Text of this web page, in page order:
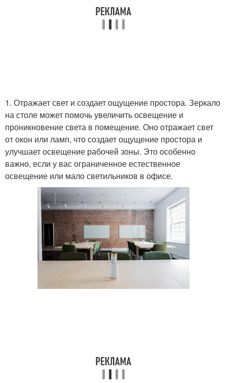
Помещения с рабочим
1. Отражает свет и создает ощущение простора. Зеркало
на столе может помочь увеличить освещение и
проникновение света в помещение. Оно отражает свет
от окон или ламп, что создает ощущение простора и
улучшает освещение рабочей зоны. Это особенно
важно, если у вас ограниченное естественное
освещение или мало светильников в офисе.